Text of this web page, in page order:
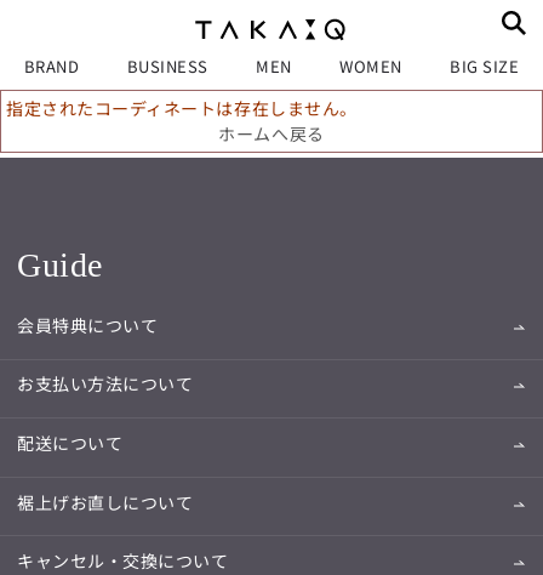
BRAND BUSINESS MEN WOMEN BIG SIZE
指定されたコーディネートは存在しません。
ホームへ戻る
Guide
会員特典について
お支払い方法について
配送について
裾上げお直しについて
キャンセル・交換について